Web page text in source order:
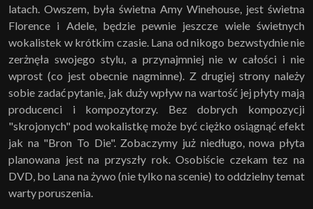
latach. Owszem, była świetna Amy Winehouse, jest świetna
Florence i Adele, będzie pewnie jeszcze wiele świetnych
wokalistek w krótkim czasie. Lana od nikogo bezwstydnie nie
zerżnęła swojego stylu, a przynajmniej nie w całości i nie
wprost (co jest obecnie nagminne). Z drugiej strony należy
sobie zadać pytanie, jak duży wpływ na wartość jej płyty mają
producenci i kompozytorzy. Bez dobrych kompozycji
"skrojonych" pod wokalistkę może być ciężko osiągnąć efekt
jak na "Bron To Die". Zobaczymy już niedługo, nowa płyta
planowana jest na przyszły rok. Osobiście czekam tez na
DVD, bo Lana na żywo (nie tylko na scenie) to oddzielny temat
warty poruszenia.